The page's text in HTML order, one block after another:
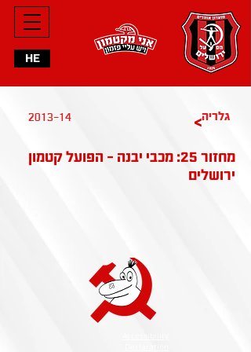
HE
2013-14 >גלריה
מחזור 25: מכבי יבנה - הפועל קטמון
ירושלים